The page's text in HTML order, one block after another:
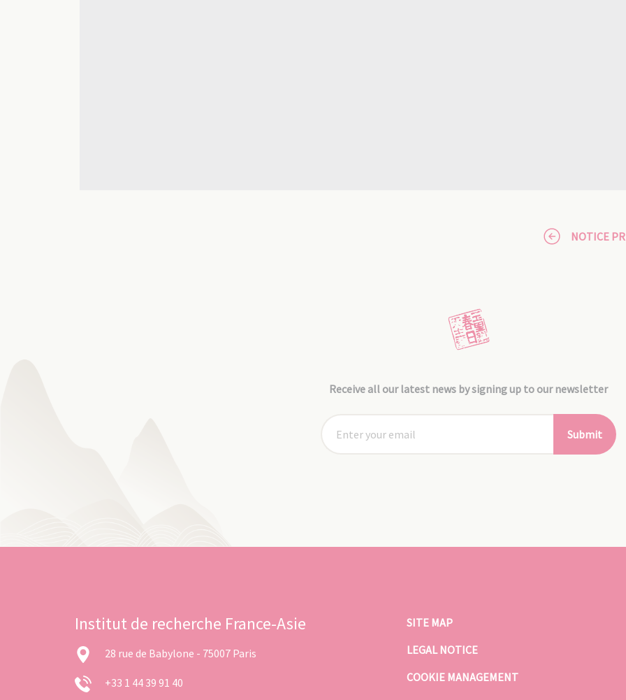
NOTICE
Receive all our latest news by signing up to our newsletter
Submit
Institut de recherche France-Asie
28 rue de Babylone - 75007 Paris
+33 1 44 39 91 40
SITE MAP
LEGAL NOTICE
COOKIE MANAGEMENT